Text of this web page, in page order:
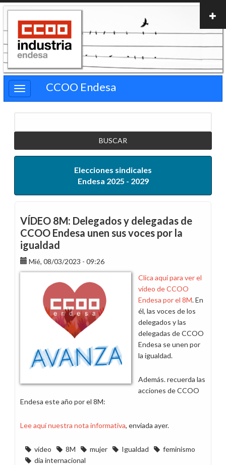
Pasar
contenido
principal
CCOO Endesa
Elecciones sindicales
Endesa 2025 - 2029
VÍDEO 8M: Delegados y delegadas de
CCOO Endesa unen sus voces por la
igualdad
Mié, 08/03/2023 - 09:26
Clica aquí para ver el
vídeo de CCOO
Endesa por el 8M. En
él, las voces de los
delegados y las
delegadas de CCOO
Endesa se unen por
la igualdad.
Además. recuerda las
acciones de CCOO
Endesa este año por el 8M:
Lee aquí nuestra nota informativa, enviada ayer.
vídeo 8M mujer Igualdad
feminismo
día internacional